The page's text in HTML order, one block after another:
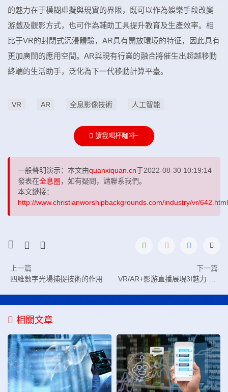
的魅力在于模糊虛擬與現實的界限，既可以作為娛樂手段改變
游戲及觀影方式，也可作為輔助工具提升教育及生產效率。相
比于VR的封閉式沉浸體驗，AR具有開放環境的特征，因此具有
更加廣闊的應用空間。AR與現有行業的融合將催生出超越移動
終端的生活助手，泛化為下一代移動計算平臺。
VR AR 全息影像技術 人工智能
請我喝杯咖啡~
一般聲明演示：本文由quanxiquan.cn于2022-08-30 10:19:14
發表在全息圈 ，如有疑問，請聯系我們。
本文鏈接：
http://www.christianworshipbackgrounds.com/industry/vr/642.html
上一篇
四維數字光場捕捉技術的作用
下一篇
VR/AR+影游直播展現3I魅力 VR/AR+影院體驗效果
相關文章